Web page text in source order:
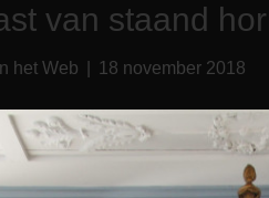
van staand
het Web 18 november 2018